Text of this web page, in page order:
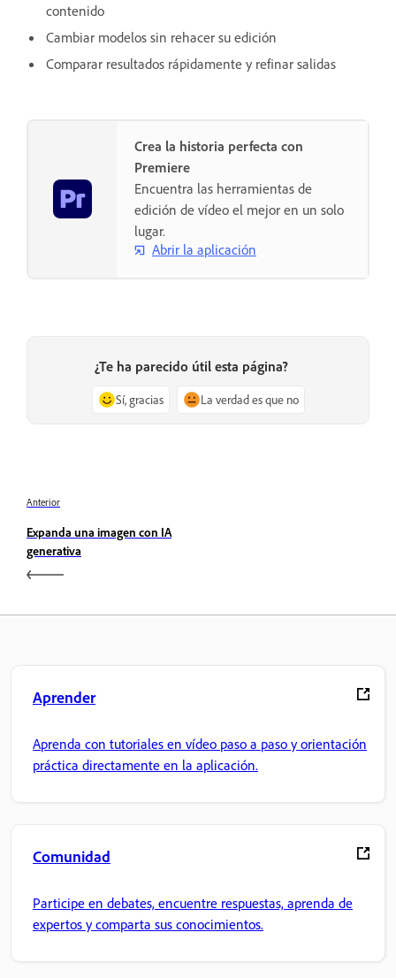
contenido
Cambiar modelos sin rehacer su edición
Comparar resultados rápidamente y refinar salidas
Crea la historia perfecta con
Premiere
Encuentra las herramientas de
edición de vídeo el mejor en un solo
lugar.
Abrir la aplicación
¿Te ha parecido útil esta página?
Sí, gracias La verdad es que no
Anterior
Expanda una imagen con IA
generativa
Aprender
Aprenda con tutoriales en vídeo paso a paso y orientación
práctica directamente en la aplicación.
Comunidad
Participe en debates, encuentre respuestas, aprenda de
expertos y comparta sus conocimientos.